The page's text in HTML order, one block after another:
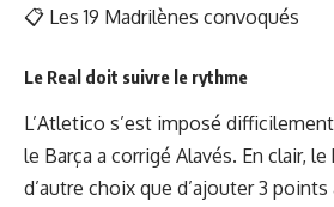
📋 Les 19 Madrilènes convoqués
Le Real doit suivre le rythme
L’Atletico s’est imposé
le Barça a corrigé Alavés. En clair, le
d’autre choix que d’ajouter 3 points